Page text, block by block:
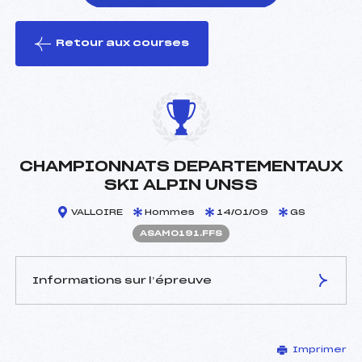
le ski
Retour aux courses
CHAMPIONNATS DEPARTEMENTAUX
SKI ALPIN UNSS
VALLOIRE Hommes 14/01/09 GS
ASAM0191.FFS
Informations sur l’épreuve
VALLET FREDDY (SA)
Imprimer